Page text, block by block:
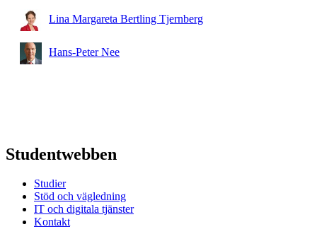
Lina Margareta Bertling Tjernberg
Hans-Peter Nee
Studentwebben
Studier
Stöd och vägledning
IT och digitala tjänster
Kontakt